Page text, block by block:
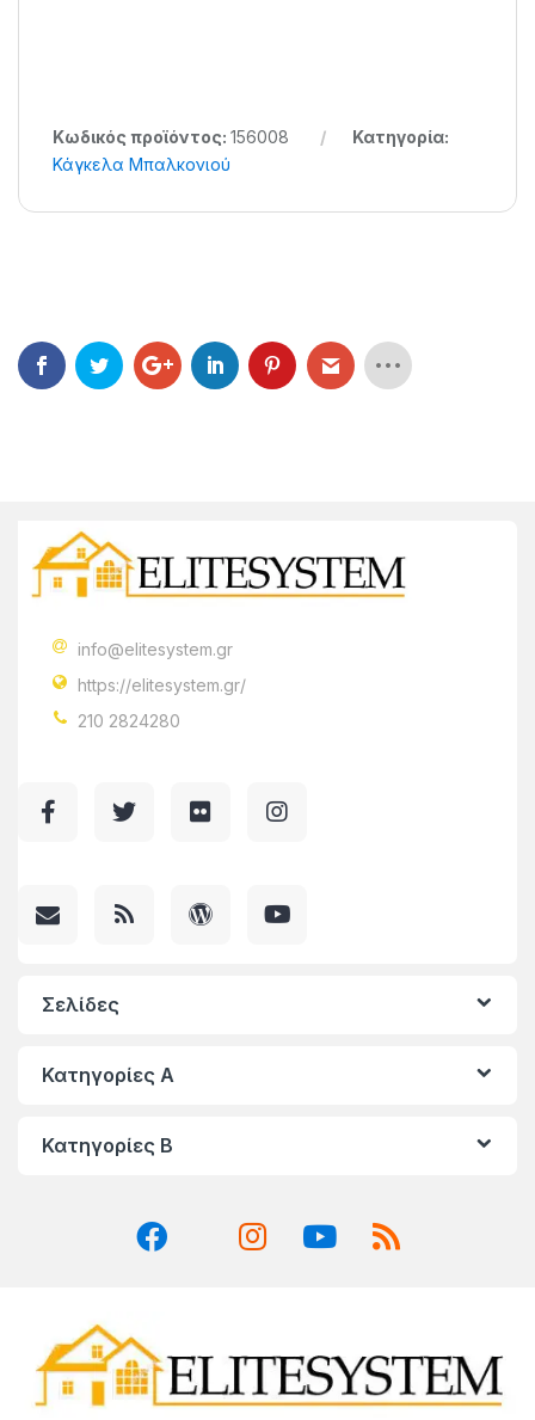
Κωδικός προϊόντος: 156008
Κατηγορία:
Κάγκελα Μπαλκονιού
info@elitesystem.gr
https://elitesystem.gr/
210 2824280
Σελίδες
Κατηγορίες A
Κατηγορίες Β